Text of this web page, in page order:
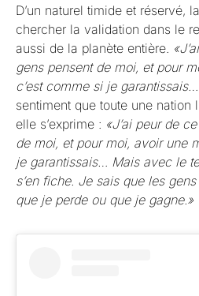
D’un naturel timide et réservé,
chercher la validation dans le
aussi de la planète entière.
gens pensent de moi, et pour
c’est comme si je
sentiment que toute une nation
elle s’exprime : «J’ai peur de
de moi, et pour moi, avoir une
je garantissais… Mais avec le
s’en fiche. Je sais que les
que je perde ou que je gagne.»